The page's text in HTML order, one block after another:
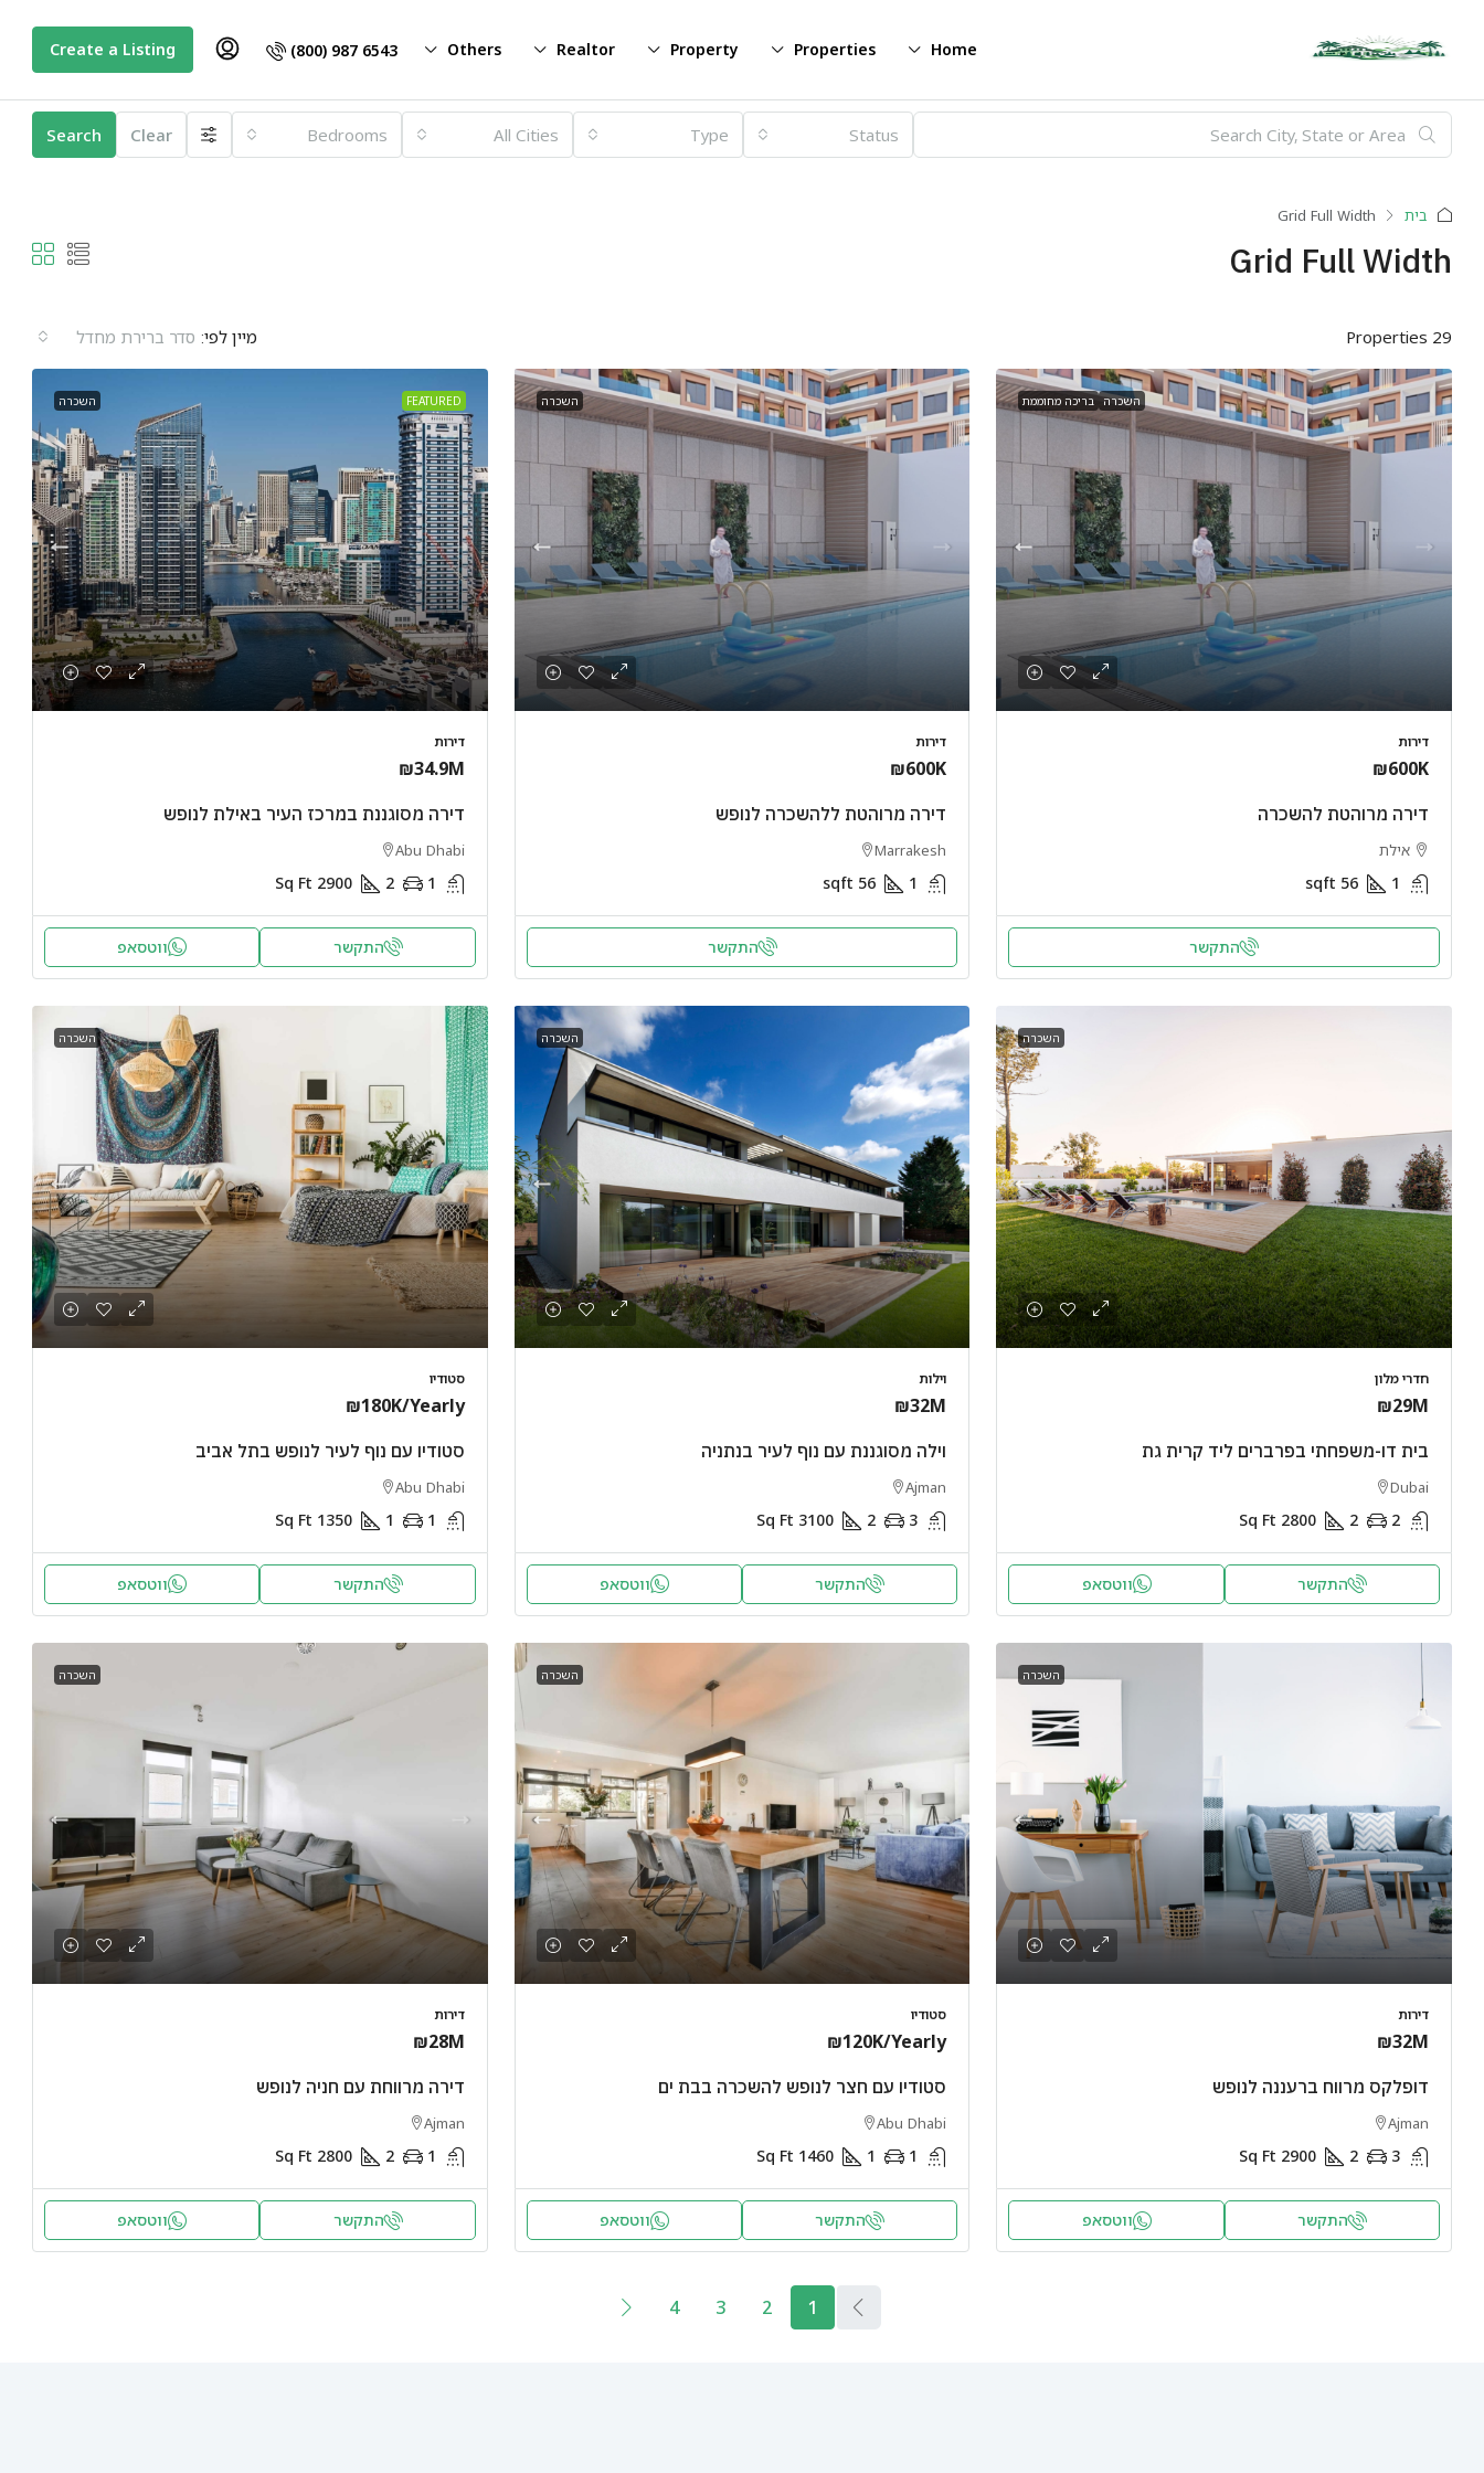
Home
Properties
Property
Realtor
Others
(800) 987 6543
Create a Listing
Status
Type
All Cities
Bedrooms
Clear
Search
בית Grid Full Width
Grid Full Width
29 Properties מיין לפי: סדר ברירת מחדל
השכרה בריכה מחוממת
דירות
₪600K
דירה מרוהטת להשכרה
אילת
1
56
sqft
התקשר
השכרה
דירות
₪600K
דירה מרוהטת ללהשכרה לנופש
Marrakesh
1
56
sqft
התקשר
FEATURED השכרה
דירות
₪34.9M
דירה מסוגננת במרכז העיר באילת לנופש
Abu Dhabi
1
2
2900
Sq Ft
התקשר ווטסאפ
השכרה
חדרי מלון
₪29M
בית דו-משפחתי בפרברים ליד קרית גת
Dubai
2
2
2800
Sq Ft
התקשר ווטסאפ
השכרה
וילות
₪32M
וילה מסוגננת עם נוף לעיר בנתניה
Ajman
3
2
3100
Sq Ft
התקשר ווטסאפ
השכרה
סטודיו
₪180K/Yearly
סטודיו עם נוף לעיר לנופש בתל אביב
Abu Dhabi
1
1
1350
Sq Ft
התקשר ווטסאפ
השכרה
דירות
₪32M
דופלקס מרווח ברעננה לנופש
Ajman
3
2
2900
Sq Ft
התקשר ווטסאפ
השכרה
סטודיו
₪120K/Yearly
סטודיו עם חצר לנופש להשכרה בבת ים
Abu Dhabi
1
1
1460
Sq Ft
התקשר ווטסאפ
השכרה
דירות
₪28M
דירה מרווחת עם חניה לנופש
Ajman
1
2
2800
Sq Ft
התקשר ווטסאפ
1
2
3
4